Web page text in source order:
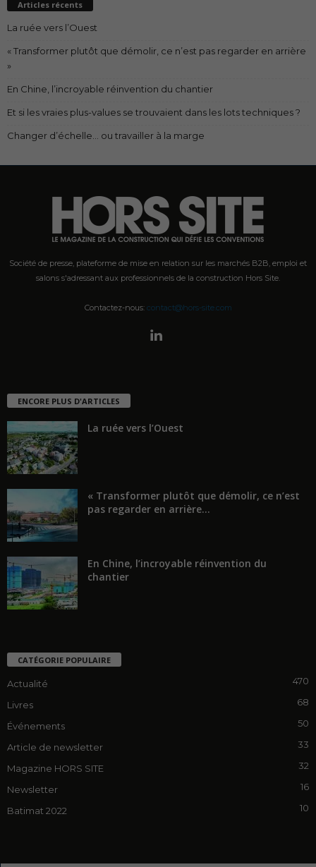
Articles récents
La ruée vers l’Ouest
« Transformer plutôt que démolir, ce n’est pas regarder en arrière
»
En Chine, l’incroyable réinvention du chantier
Et si les vraies plus-values se trouvaient dans les lots techniques ?
Changer d’échelle… ou travailler à la marge
Société de presse, plateforme de mise en relation sur les marchés B2B, emploi et
salons s'adressant aux professionnels de la construction Hors Site.
Contactez-nous: contact@hors-site.com
ENCORE PLUS D'ARTICLES
La ruée vers l’Ouest
« Transformer plutôt que démolir, ce n’est
pas regarder en arrière...
En Chine, l’incroyable réinvention du
chantier
CATÉGORIE POPULAIRE
Actualité 470
Livres 68
Événements 50
Article de newsletter 33
Magazine HORS SITE 32
Newsletter 16
Batimat 2022 10